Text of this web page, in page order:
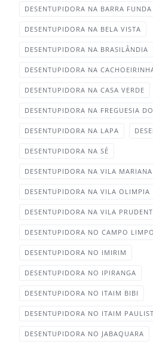
DESENTUPIDORA NA BARRA FUNDA‎
DESENTUPIDORA NA BELA VISTA‎
DESENTUPIDORA NA BRASILÂNDIA‎
DESENTUPIDORA NA
DESENTUPIDORA NA CASA VERDE‎
DESENTUPIDORA NA FREGUESIA
DESENTUPIDORA NA LAPA‎
DESENTUPIDORA NA SÉ‎
DESENTUPIDORA NA VILA MARIANA‎
DESENTUPIDORA NA VILA OLIMPIA
DESENTUPIDORA NA VILA
DESENTUPIDORA NO CAMPO LIMPO‎
DESENTUPIDORA NO IMIRIM
DESENTUPIDORA NO IPIRANGA‎
DESENTUPIDORA NO ITAIM BIBI‎
DESENTUPIDORA NO ITAIM
DESENTUPIDORA NO JABAQUARA